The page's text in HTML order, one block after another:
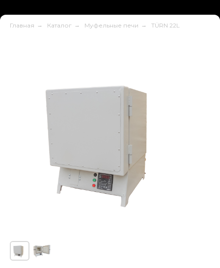
Главная → Каталог → Муфельные печи → TÜRN 22L